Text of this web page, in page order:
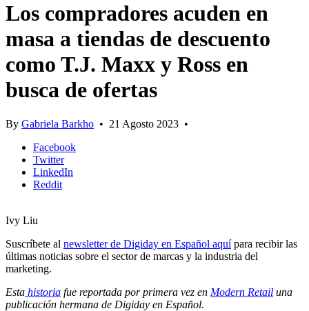
Los compradores acuden en
masa a tiendas de descuento
como T.J. Maxx y Ross en
busca de ofertas
By Gabriela Barkho • 21 Agosto 2023 •
Facebook
Twitter
LinkedIn
Reddit
Ivy Liu
Suscríbete al newsletter de Digiday en Español aquípara recibir las
últimas noticias sobre el sector de marcas y la industria del
marketing.
Esta historia fue reportada por primera vez en Modern Retail una
publicación hermana de Digiday en Español.